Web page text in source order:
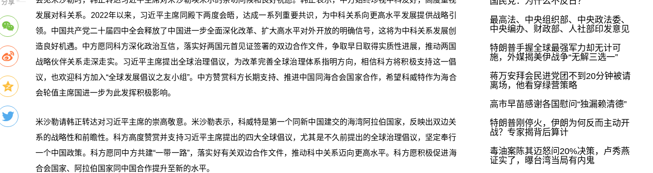
发展对科关系。2022年以来，习近平主席同殿下两度会晤，达成一系列重要共识，为中科关系向更高水平发展提供战略引
领。中国共产党二十届四中全会释放了中国进一步全面深化改革、扩大高水平对外开放的明确信号，这将为中科关系发展创
造良好机遇。中方愿同科方深化政治互信，落实好两国元首见证签署的双边合作文件，争取早日取得实质性进展，推动两国
战略伙伴关系走深走实。习近平主席提出全球治理倡议，为改革完善全球治理体系指明方向，相信科方将积极支持这一倡
议，也欢迎科方加入“全球发展倡议之友小组”。中方赞赏科方长期支持、推进中国同海合会国家合作，希望科威特作为海合
会轮值主席国进一步为此发挥积极影响。
米沙勒请韩正转达对习近平主席的崇高敬意。米沙勒表示，科威特是第一个同新中国建交的海湾阿拉伯国家，反映出双边关
系的战略性和前瞻性。科方高度赞赏并支持习近平主席提出的四大全球倡议，尤其是不久前提出的全球治理倡议，坚定奉行
一个中国政策。科方愿同中方共建“一带一路”，落实好有关双边合作文件，推动科中关系迈向更高水平。科方愿积极促进海
合会国家、阿拉伯国家同中国合作提升至新的水平。
最高法、中央组织部、中央政法委、
中央编办、财政部、人社部印发意见
特朗普手握全球最强军力却无计可
施，外媒揭美伊战争“无解三选一”
蒋万安拜会民进党团不到20分钟被请
离场，他看穿绿营策略
高市早苗感谢各国慰问“独漏赖清德”
特朗普刚停火，伊朗为何反而主动开
战？专家揭背后算计
毒油案陈其迈怒问20%决策，卢秀燕
证实了，曝台湾当局有内鬼